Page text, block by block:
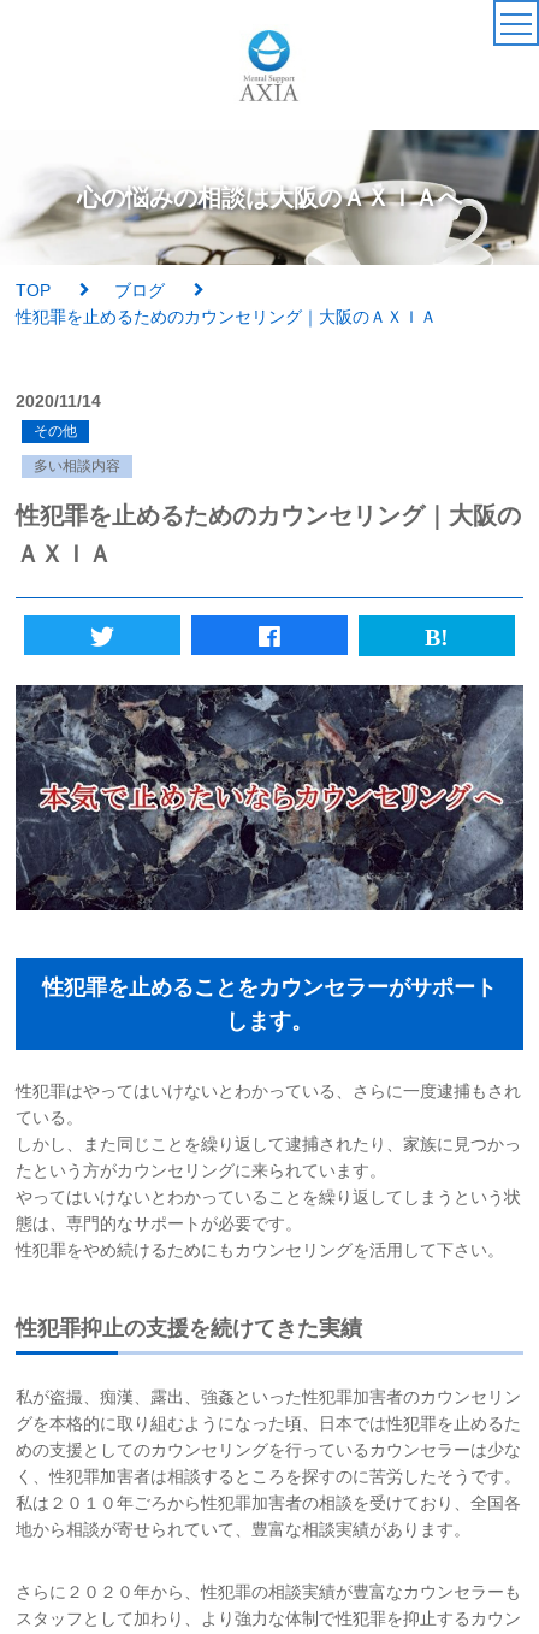
カウンセラー
アクセス・受付時間
サービス・料金一覧
実績紹介
AXIAの特徴
法人様向けサービス
ハラスメント対策資格
質問一覧
ブログ
会社概要
採用情報
カウンセリング予約
お問い合わせ
サイトマップ
リンク集
お知らせ
心の悩みの相談は大阪のＡＸＩＡへ
TOP
ブログ
性犯罪を止めるためのカウンセリング｜大阪のＡＸＩＡ
2020/11/14
その他
多い相談内容
性犯罪を止めるためのカウンセリング｜大阪の
ＡＸＩＡ
性犯罪を止めることをカウンセラーがサポート
します。
性犯罪はやってはいけないとわかっている、さらに一度逮捕もされ
ている。
しかし、また同じことを繰り返して逮捕されたり、家族に見つかっ
たという方がカウンセリングに来られています。
やってはいけないとわかっていることを繰り返してしまうという状
態は、専門的なサポートが必要です。
性犯罪をやめ続けるためにもカウンセリングを活用して下さい。
性犯罪抑止の支援を続けてきた実績
私が盗撮、痴漢、露出、強姦といった性犯罪加害者のカウンセリン
グを本格的に取り組むようになった頃、日本では性犯罪を止めるた
めの支援としてのカウンセリングを行っているカウンセラーは少な
く、性犯罪加害者は相談するところを探すのに苦労したそうです。
私は２０１０年ごろから性犯罪加害者の相談を受けており、全国各
地から相談が寄せられていて、豊富な相談実績があります。
さらに２０２０年から、性犯罪の相談実績が豊富なカウンセラーも
スタッフとして加わり、より強力な体制で性犯罪を抑止するカウン